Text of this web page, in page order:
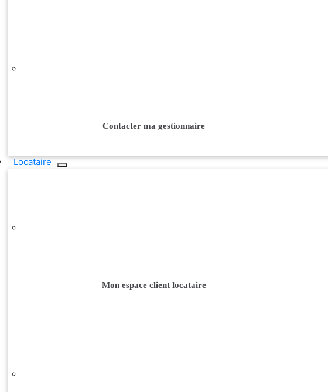
Contacter ma gestionnaire
Locataire
Mon espace client locataire